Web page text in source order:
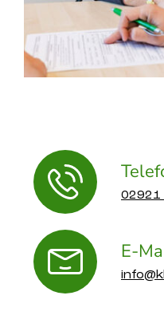
02921
E-